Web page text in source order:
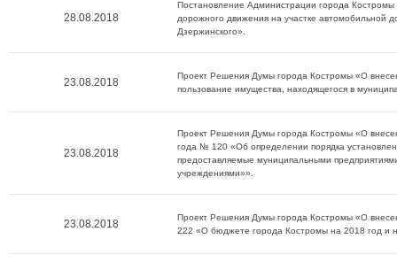
28.08.2018
Постановление Администрации города
дорожного движения на участке автомобильной
Дзержинского».
23.08.2018
Проект Решения Думы города Костромы «О
пользование имущества, находящегося в
23.08.2018
Проект Решения Думы города Костромы «О
года № 120 «Об определении порядка
предоставляемые муниципальными
учреждениями»».
23.08.2018
Проект Решения Думы города Костромы «О
222 «О бюджете города Костромы на 2018 год и